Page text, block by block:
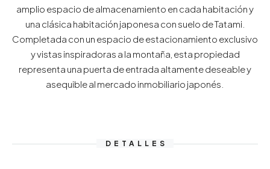
amplio espacio de almacenamiento en cada habitación y
una clásica habitación japonesa con suelo de Tatami.
Completada con un espacio de estacionamiento exclusivo
y vistas inspiradoras a la montaña, esta propiedad
representa una puerta de entrada altamente deseable y
asequible al mercado inmobiliario japonés.
DETALLES